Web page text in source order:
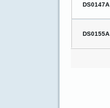
DS0147A
DS0155A